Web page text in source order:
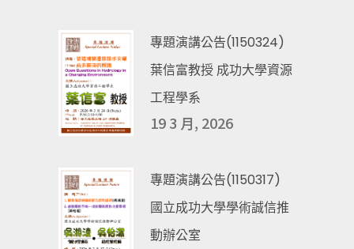
專題演講公告(1150324)
葉信富教授 成功大學資源
工程學系
19 3 月, 2026
專題演講公告(1150317)
國立成功大學學術誠信推
動辦公室